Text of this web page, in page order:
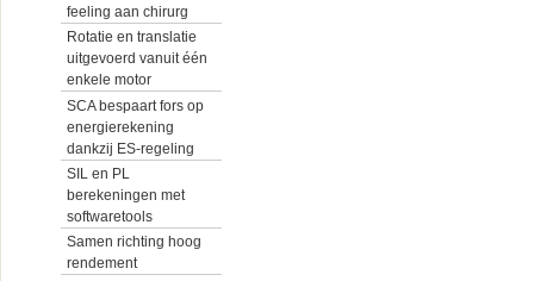
feeling aan chirurg
Rotatie en translatie
uitgevoerd vanuit één
enkele motor
SCA bespaart fors op
energierekening
dankzij ES-regeling
SIL en PL
berekeningen met
softwaretools
Samen richting hoog
rendement